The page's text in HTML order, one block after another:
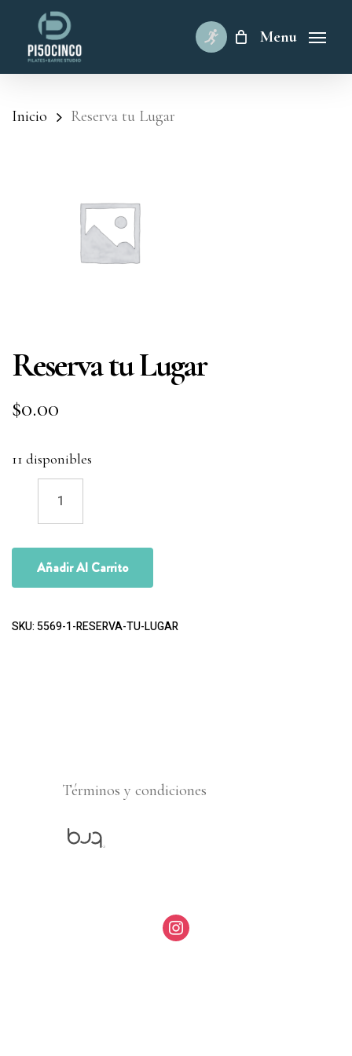
content
Menu
Inicio Reserva tu Lugar
Reserva tu Lugar
$0.00
11 disponibles
Añadir Al Carrito
SKU:5569-1-RESERVA-TU-LUGAR
Términos y condiciones
instagram